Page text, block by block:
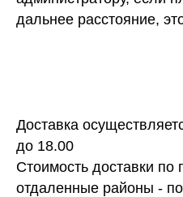
дальнее расстояние,
Доставка
до 18.00
Стоимость доставки по
отдаленные районы -